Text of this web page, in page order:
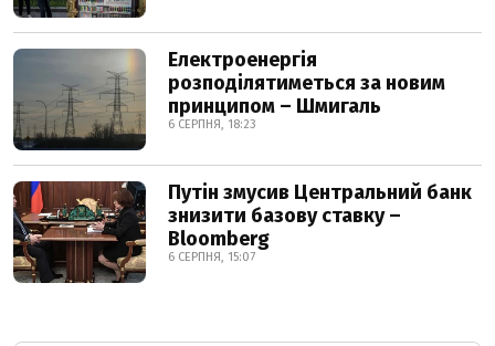
Електроенергія
розподілятиметься за новим
принципом – Шмигаль
6 СЕРПНЯ, 18:23
Путін змусив Центральний банк
знизити базову ставку –
Bloomberg
6 СЕРПНЯ, 15:07